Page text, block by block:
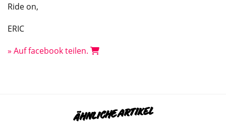
Ride on,
ERIC
» Auf facebook teilen.
ÄHNLICHE ARTIKEL